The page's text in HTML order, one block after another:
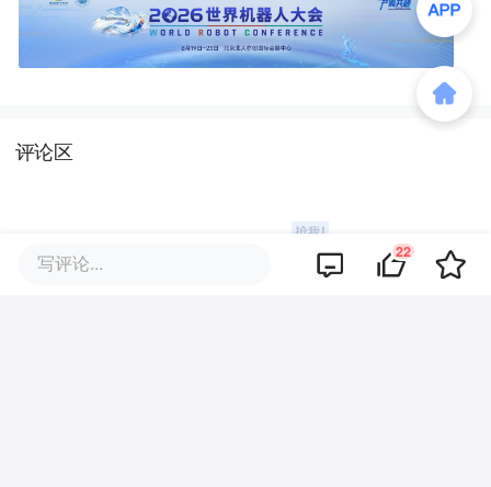
评论区
写评论... 22